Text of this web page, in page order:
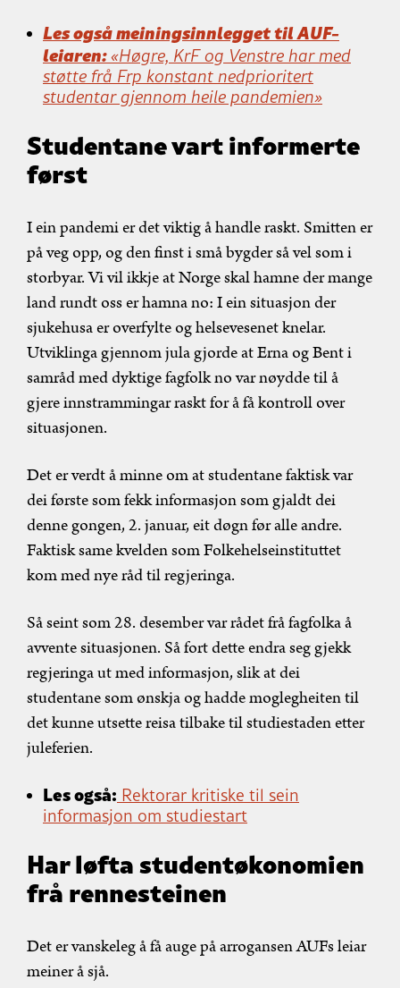
Les også meiningsinnlegget til AUF-
leiaren:«Høgre, KrF og Venstre har med
støtte frå Frp konstant nedprioritert
studentar gjennom heile pandemien»
Studentane vart informerte
først
I ein pandemi er det viktig å handle raskt. Smitten er
på veg opp, og den finst i små bygder så vel som i
storbyar. Vi vil ikkje at Norge skal hamne der mange
land rundt oss er hamna no: I ein situasjon der
sjukehusa er overfylte og helsevesenet knelar.
Utviklinga gjennom jula gjorde at Erna og Bent i
samråd med dyktige fagfolk no var nøydde til å
gjere innstrammingar raskt for å få kontroll over
situasjonen.
Det er verdt å minne om at studentane faktisk var
dei første som fekk informasjon som gjaldt dei
denne gongen, 2. januar, eit døgn før alle andre.
Faktisk same kvelden som Folkehelseinstituttet
kom med nye råd til regjeringa.
Så seint som 28. desember var rådet frå fagfolka å
avvente situasjonen. Så fort dette endra seg gjekk
regjeringa ut med informasjon, slik at dei
studentane som ønskja og hadde moglegheiten til
det kunne utsette reisa tilbake til studiestaden etter
juleferien.
Les også: Rektorar kritiske til sein
informasjon om studiestart
Har løfta studentøkonomien
frå rennesteinen
Det er vanskeleg å få auge på arrogansen AUFs leiar
meiner å sjå.